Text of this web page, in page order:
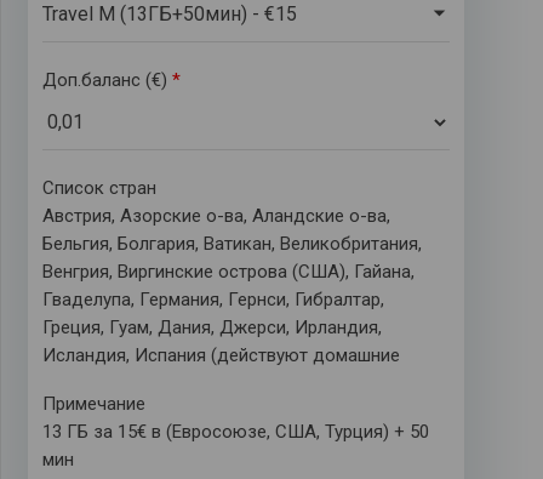
Travel M (13ГБ+50мин) - €15
Доп.баланс (€) *
Список стран
Австрия, Азорские о-ва, Аландские о-ва,
Бельгия, Болгария, Ватикан, Великобритания,
Венгрия, Виргинские острова (США), Гайана,
Гваделупа, Германия, Гернси, Гибралтар,
Греция, Гуам, Дания, Джерси, Ирландия,
Исландия, Испания (действуют домашние
Лихтенштейн, Люксембург, Мадейра, Майотта,
Мальта, Мартиника, Монако, Нидерланды,
Норвегия, Остров Мэн, Польша, Португалия,
Примечание
13 ГБ за 15€ в (Евросоюзе, США, Турция) + 50
мин